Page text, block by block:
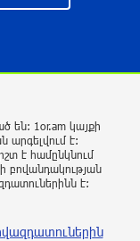
Արմենիան»
6 ժամ առաջ
գործով
են: 1or.am կայքի
արգելվում է:
է համընկնում
բովանդակության
է: